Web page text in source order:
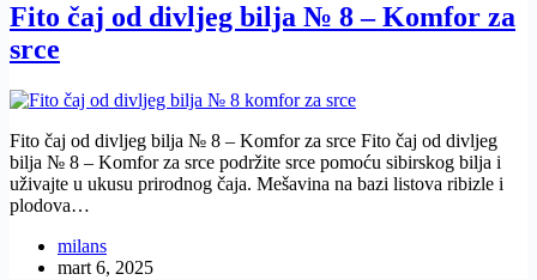
Fito čaj od divljeg bilja № 8 – Komfor za
srce
Fito čaj od divljeg bilja № 8 – Komfor za srce Fito čaj od divljeg
bilja № 8 – Komfor za srce podržite srce pomoću sibirskog bilja i
uživajte u ukusu prirodnog čaja. Mešavina na bazi listova ribizle i
plodova…
milans
mart 6, 2025